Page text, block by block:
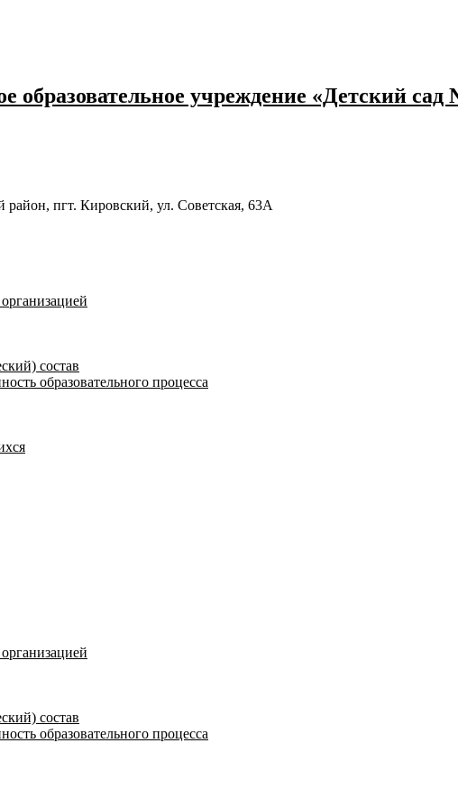
учреждение «Детский
пгт. Кировский, ул. Советская, 63А
состав
образовательного процесса
состав
образовательного процесса